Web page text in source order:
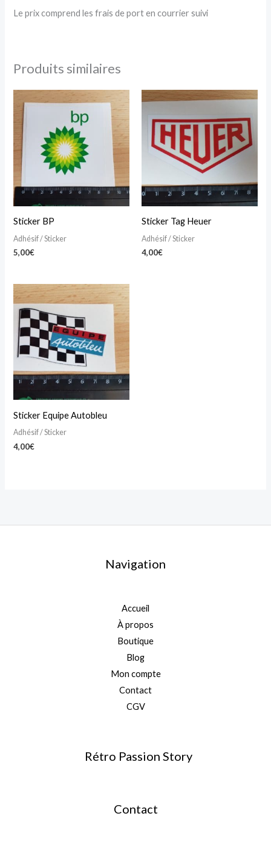
Le prix comprend les frais de port en courrier suivi
Produits similaires
Sticker BP
Adhésif / Sticker
5,00€
Sticker Tag Heuer
Adhésif / Sticker
4,00€
Sticker Equipe Autobleu
Adhésif / Sticker
4,00€
Navigation
Accueil
À propos
Boutique
Blog
Mon compte
Contact
CGV
Rétro Passion Story
Contact